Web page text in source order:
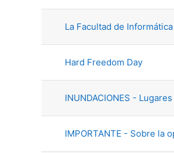
La Facultad de
Hard Freedom Day
INUNDACIONES -
IMPORTANTE - Sobre la